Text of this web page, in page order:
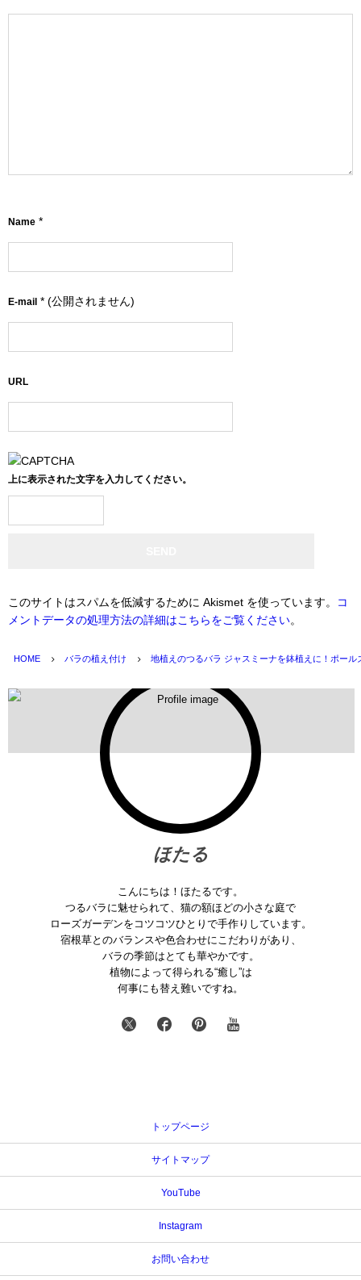
Name *
E-mail * (公開されません)
URL
上に表示された文字を入力してください。
このサイトはスパムを低減するために Akismet を使っています。
コ
メントデータの処理方法の詳細はこちらをご覧ください。
HOME バラの植え付け 地植えのつるバラ ジャスミーナを鉢植えに！ポール
ほたる
こんにちは！ほたるです。
つるバラに魅せられて、猫の額ほどの小さな庭で
ローズガーデンをコツコツひとりで手作りしています。
宿根草とのバランスや色合わせにこだわりがあり、
バラの季節はとても華やかです。
植物によって得られる“癒し”は
何事にも替え難いですね。
トップページ
サイトマップ
YouTube
Instagram
お問い合わせ